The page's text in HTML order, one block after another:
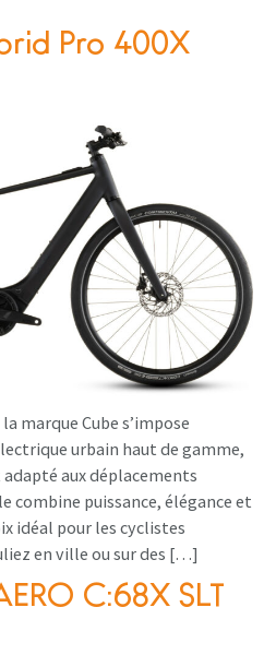
Pro 400X
marque Cube s’impose
urbain haut de gamme,
aux déplacements
combine puissance, élégance et
idéal pour les cyclistes
en ville ou sur des […]
C:68X SLT